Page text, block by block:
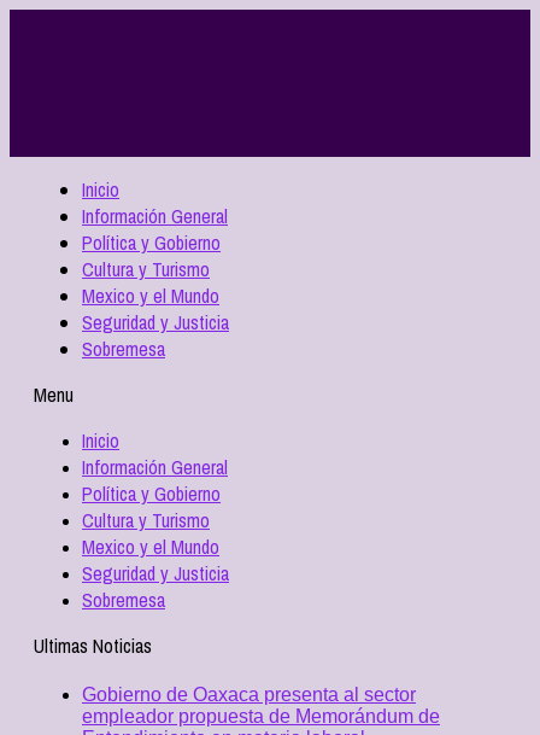
Inicio
Información General
Política y Gobierno
Cultura y Turismo
Mexico y el Mundo
Seguridad y Justicia
Sobremesa
Menu
Inicio
Información General
Política y Gobierno
Cultura y Turismo
Mexico y el Mundo
Seguridad y Justicia
Sobremesa
Ultimas Noticias
Gobierno de Oaxaca presenta al sector
empleador propuesta de Memorándum de